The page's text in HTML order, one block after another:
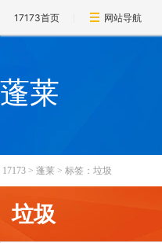
17173首页 网站导航
蓬莱
17173 > 蓬莱 > 标签：垃圾
垃圾